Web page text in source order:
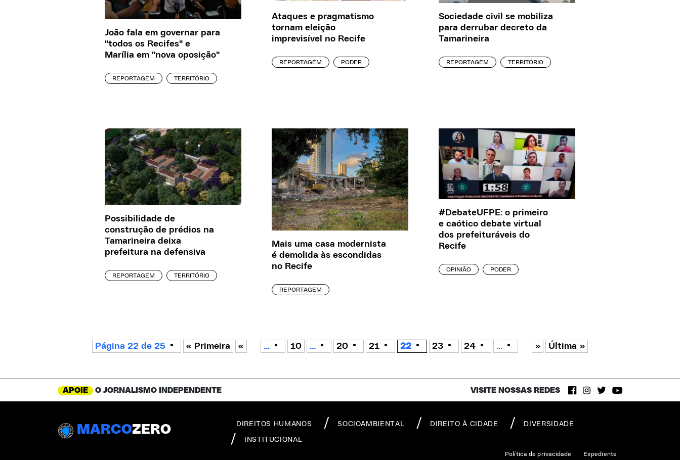
João fala em governar para
"todos os Recifes" e
Marília em "nova oposição"
REPORTAGEM TERRITÓRIO
Ataques e pragmatismo
tornam eleição
imprevisível no Recife
REPORTAGEM PODER
Sociedade civil se mobiliza
para derrubar decreto da
Tamarineira
REPORTAGEM TERRITÓRIO
Possibilidade de
construção de prédios na
Tamarineira deixa
prefeitura na defensiva
REPORTAGEM TERRITÓRIO
Mais uma casa modernista
é demolida às escondidas
no Recife
REPORTAGEM
#DebateUFPE: o primeiro
e caótico debate virtual
dos prefeituráveis do
Recife
OPINIÃO PODER
Página 22 de 25 « Primeira « ... 10 ... 20 21 22 23 24 ... » Última »
APOIE O JORNALISMO INDEPENDENTE VISITE NOSSAS REDES
MARCOZERO DIREITOS HUMANOS SOCIOAMBIENTAL DIREITO À CIDADE DIVERSIDADE
INSTITUCIONAL
Política de privacidade Expediente